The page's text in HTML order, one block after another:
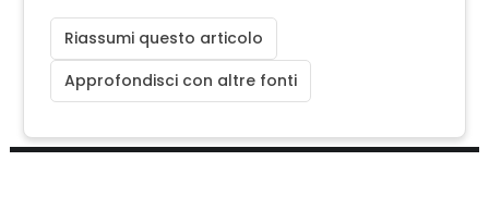
Riassumi questo articolo
Approfondisci con altre fonti